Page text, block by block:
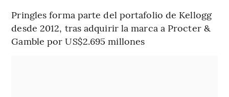
Pringles forma parte del portafolio de Kellogg
desde 2012, tras adquirir la marca a Procter &
Gamble por US$2.695 millones